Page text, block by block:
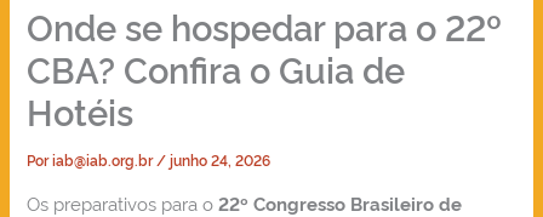
Onde se hospedar para o 22º
CBA? Confira o Guia de
Hotéis
Poriab@iab.org.br/junho 24, 2026
Os preparativos para o22º Congresso Brasileiro de